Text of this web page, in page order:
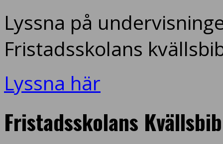
Lyssna på
Fristadsskolans
Lyssna här
Fristadsskolans